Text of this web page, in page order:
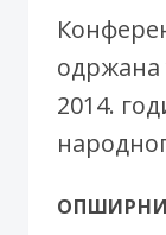
одржана
2014.